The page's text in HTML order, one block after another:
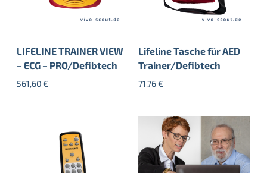
LIFELINE TRAINER VIEW
– ECG – PRO/Defibtech
561,60€
Lifeline Tasche für AED
Trainer/Defibtech
71,76€